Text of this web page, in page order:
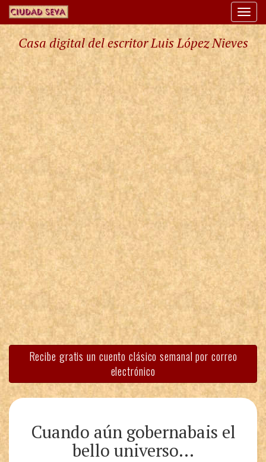
Casa digital del escritor Luis López Nieves
Recibe gratis un cuento clásico semanal por correo
electrónico
Cuando aún gobernabais el
bello universo…